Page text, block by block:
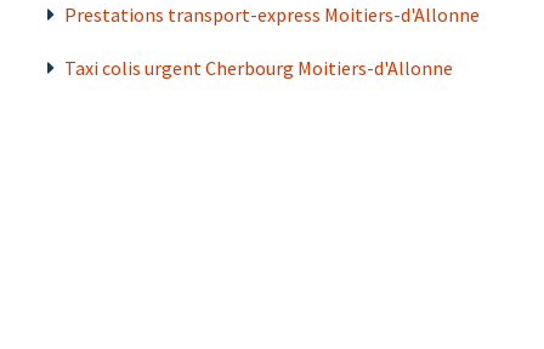
Prestations transport-express Moitiers-d'Allonne
Taxi colis urgent Cherbourg Moitiers-d'Allonne